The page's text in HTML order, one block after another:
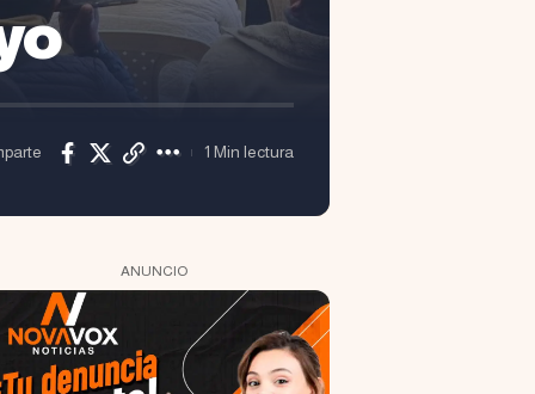
1 Min lectura
ANUNCIO